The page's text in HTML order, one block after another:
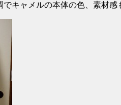
キャメルの本体の色、素材感